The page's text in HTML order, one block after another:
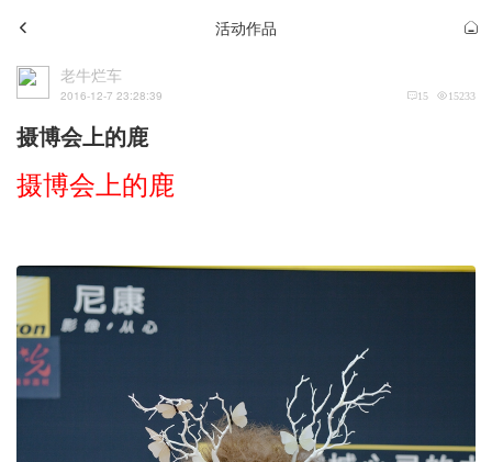
活动作品
老牛烂车
2016-12-7 23:28:39 15 15233
摄博会上的鹿
摄博会上的鹿